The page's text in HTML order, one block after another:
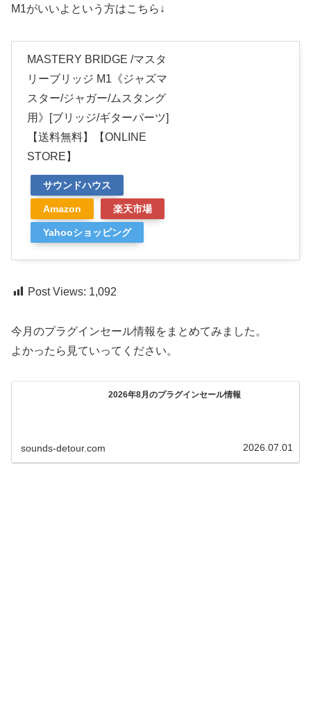
M1がいいよという方はこちら↓
MASTERY BRIDGE /マスタ
リーブリッジ M1《ジャズマ
スター/ジャガー/ムスタング
用》[ブリッジ/ギターパーツ]
【送料無料】【ONLINE
STORE】
サウンドハウス
Amazon 楽天市場
Yahooショッピング
Post Views: 1,092
今月のプラグインセール情報をまとめてみました。
よかったら見ていってください。
2026年8月のプラグインセール情報
sounds-detour.com 2026.07.01